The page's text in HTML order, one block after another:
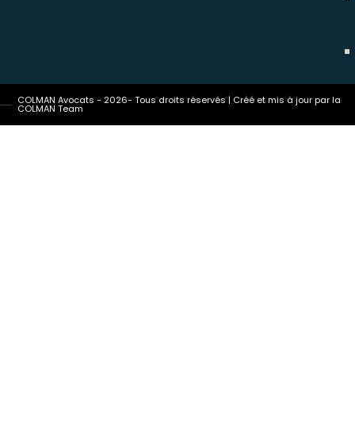
COLMAN Avocats - 2026- Tous droits réservés | Créé et mis à jour par la
COLMAN Team